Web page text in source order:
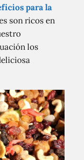
para la
son ricos en
los